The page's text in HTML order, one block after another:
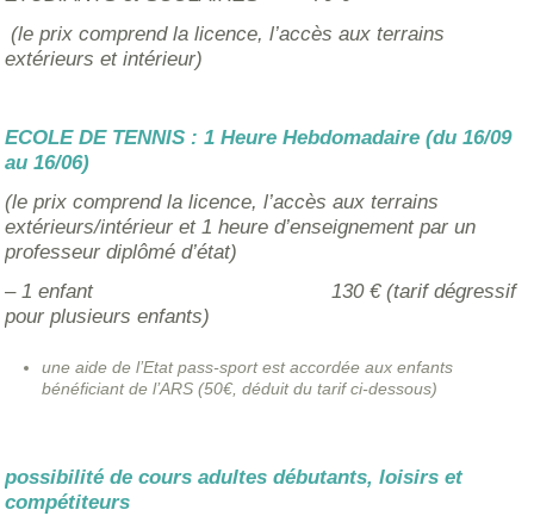
(le prix comprend la licence, l’accès aux terrains
extérieurs et intérieur)
ECOLE DE TENNIS : 1 Heure Hebdomadaire (du 16/09
au 16/06)
(le prix comprend la licence, l’accès aux terrains
extérieurs/intérieur et 1 heure d’enseignement par un
professeur diplômé d’état)
– 1 enfant 130 € (tarif dégressif
pour plusieurs enfants)
une aide de l’Etat pass-sport est accordée aux enfants
bénéficiant de l’ARS (50€, déduit du tarif ci-dessous)
possibilité de cours adultes débutants, loisirs et
compétiteurs